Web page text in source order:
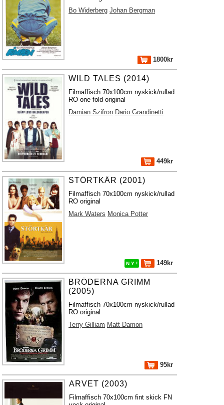
Bo Widerberg Johan Bergman
1800kr
WILD TALES (2014)
Filmaffisch 70x100cm nyskick/rullad
RO one fold original
Damian Szifron Dario Grandinetti
449kr
STÖRTKÄR (2001)
Filmaffisch 70x100cm nyskick/rullad
RO original
Mark Waters Monica Potter
N Y ! 149kr
BRÖDERNA GRIMM
(2005)
Filmaffisch 70x100cm nyskick/rullad
RO original
Terry Gilliam Matt Damon
95kr
ARVET (2003)
Filmaffisch 70x100cm fint skick FN